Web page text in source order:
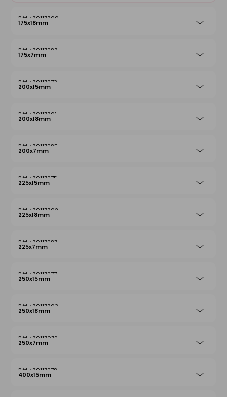
30117300
175x18mm
30117283
175x7mm
30117273
200x15mm
30117301
200x18mm
30117285
200x7mm
30117275
225x15mm
30117302
225x18mm
30117287
225x7mm
30117277
250x15mm
30117303
250x18mm
30117079
250x7mm
30117278
400x15mm